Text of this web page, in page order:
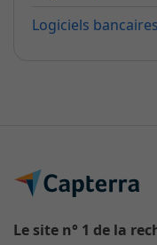
Logiciels
Le site n° 1 de la